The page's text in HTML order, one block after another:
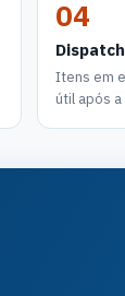
04
Itens em
útil após